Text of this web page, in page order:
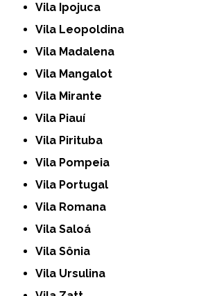
Vila Ipojuca
Vila Leopoldina
Vila Madalena
Vila Mangalot
Vila Mirante
Vila Piauí
Vila Pirituba
Vila Pompeia
Vila Portugal
Vila Romana
Vila Saloá
Vila Sônia
Vila Ursulina